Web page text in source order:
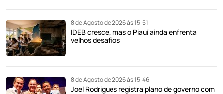
8 de Agosto de 2026 às 15:51
IDEB cresce, mas o Piauí ainda enfrenta
velhos desafios
8 de Agosto de 2026 às 15:46
Joel Rodrigues registra plano de governo com